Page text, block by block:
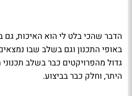
הדבר שהכי בלט לי הוא האיכות, גם
באופי התכנון וגם בשלב שבו
גדול מהפרויקטים כבר בשלב
היתר, וחלק כבר בביצוע.